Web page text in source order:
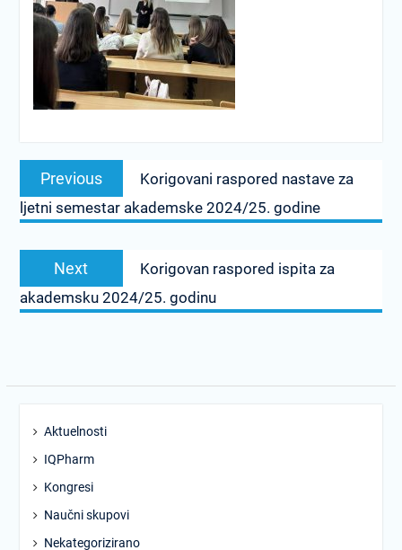
Post
navigation
Previous
Previous
post:
Korigovani raspored nastave za
ljetni semestar akademske 2024/25. godine
Next
Next
post:
Korigovan raspored ispita za
akademsku 2024/25. godinu
Aktuelnosti
IQPharm
Kongresi
Naučni skupovi
Nekategorizirano